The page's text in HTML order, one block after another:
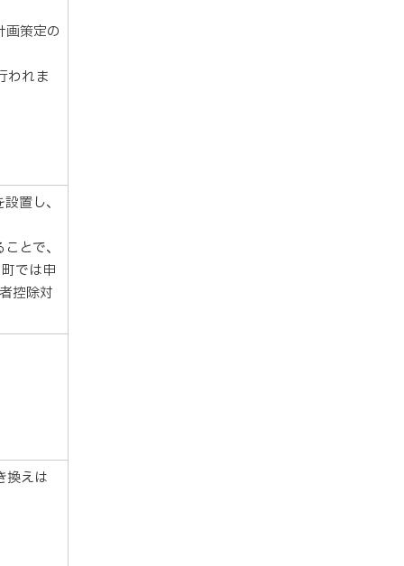
画策定の
われま
置し、
とで、
では申
控除対
換えは